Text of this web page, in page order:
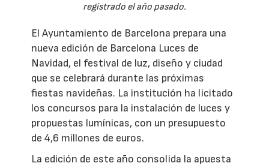
registrado el año pasado.
El Ayuntamiento de Barcelona prepara una
nueva edición de Barcelona Luces de
Navidad, el festival de luz, diseño y ciudad
que se celebrará durante las próximas
fiestas navideñas. La institución ha licitado
los concursos para la instalación de luces y
propuestas lumínicas, con un presupuesto
de 4,6 millones de euros.
La edición de este año consolida la apuesta